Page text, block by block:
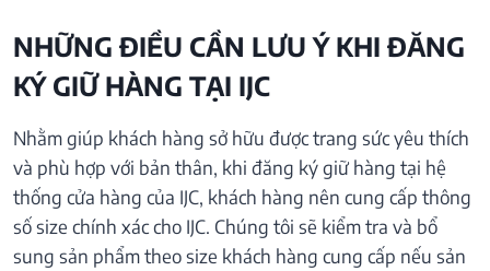
NHỮNG ĐIỀU CẦN LƯU Ý KHI ĐĂNG
KÝ GIỮ HÀNG TẠI IJC
Nhằm giúp khách hàng sở hữu được trang sức yêu thích
và phù hợp với bản thân, khi đăng ký giữ hàng tại hệ
thống cửa hàng của IJC, khách hàng nên cung cấp thông
số size chính xác cho IJC. Chúng tôi sẽ kiểm tra và bổ
sung sản phẩm theo size khách hàng cung cấp nếu sản